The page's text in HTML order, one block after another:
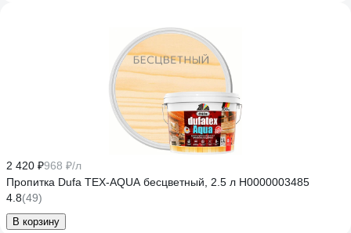
2 420 ₽968 ₽/л
Пропитка Dufa TEX-AQUA бесцветный, 2.5 л Н0000003485
4.8(49)
В корзину